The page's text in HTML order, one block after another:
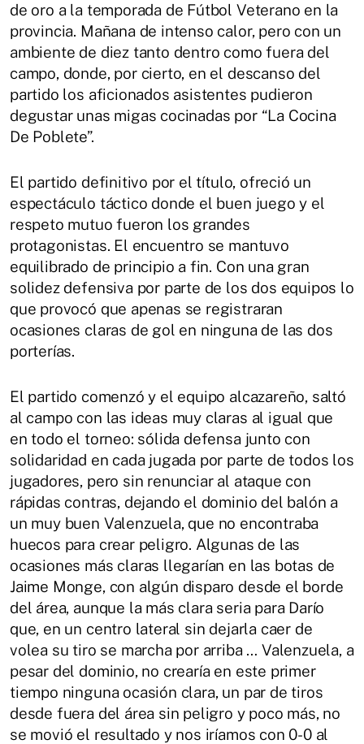
de oro a la temporada de Fútbol Veterano en la
provincia. Mañana de intenso calor, pero con un
ambiente de diez tanto dentro como fuera del
campo, donde, por cierto, en el descanso del
partido los aficionados asistentes pudieron
degustar unas migas cocinadas por “La Cocina
De Poblete”.
El partido definitivo por el título, ofreció un
espectáculo táctico donde el buen juego y el
respeto mutuo fueron los grandes
protagonistas. El encuentro se mantuvo
equilibrado de principio a fin. Con una gran
solidez defensiva por parte de los dos equipos lo
que provocó que apenas se registraran
ocasiones claras de gol en ninguna de las dos
porterías.
El partido comenzó y el equipo alcazareño, saltó
al campo con las ideas muy claras al igual que
en todo el torneo: sólida defensa junto con
solidaridad en cada jugada por parte de todos los
jugadores, pero sin renunciar al ataque con
rápidas contras, dejando el dominio del balón a
un muy buen Valenzuela, que no encontraba
huecos para crear peligro. Algunas de las
ocasiones más claras llegarían en las botas de
Jaime Monge, con algún disparo desde el borde
del área, aunque la más clara seria para Darío
que, en un centro lateral sin dejarla caer de
volea su tiro se marcha por arriba … Valenzuela, a
pesar del dominio, no crearía en este primer
tiempo ninguna ocasión clara, un par de tiros
desde fuera del área sin peligro y poco más, no
se movió el resultado y nos iríamos con 0-0 al